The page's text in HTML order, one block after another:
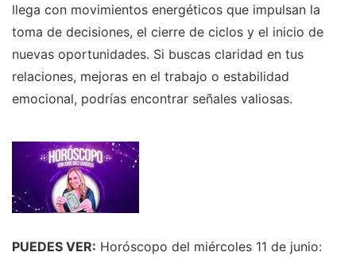
llega con movimientos energéticos que impulsan la
toma de decisiones, el cierre de ciclos y el inicio de
nuevas oportunidades. Si buscas claridad en tus
relaciones, mejoras en el trabajo o estabilidad
emocional, podrías encontrar señales valiosas.
PUEDES VER: Horóscopo del miércoles 11 de junio: